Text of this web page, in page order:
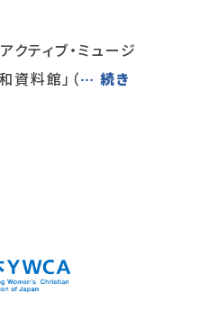
ティブ・ミュージ
資料館」（… 続き